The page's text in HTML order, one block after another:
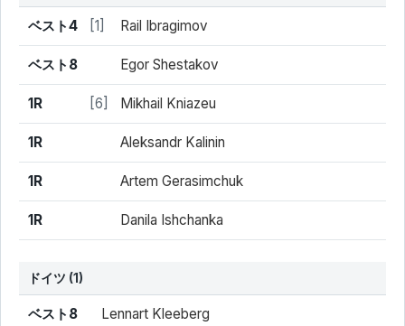
結果 シード 選手名
ベスト4 [1] Rail Ibragimov
ベスト8 Egor Shestakov
1R [6] Mikhail Kniazeu
1R Aleksandr Kalinin
1R Artem Gerasimchuk
1R Danila Ishchanka
ドイツ (1)
結果 シード 選手名
ベスト8 Lennart Kleeberg